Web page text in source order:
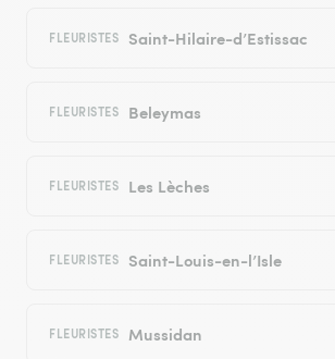
FLEURISTES Saint-Hilaire-d’Estissac
FLEURISTES Beleymas
FLEURISTES Les Lèches
FLEURISTES Saint-Louis-en-l’Isle
FLEURISTES Mussidan